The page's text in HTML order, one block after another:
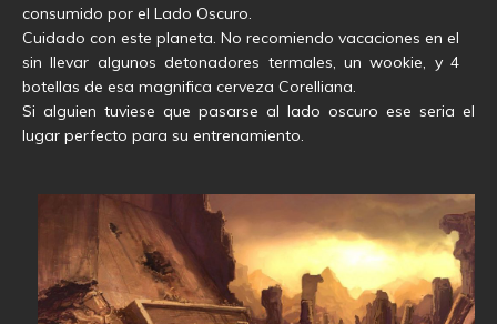
consumido por el Lado Oscuro.
Cuidado con este planeta. No recomiendo vacaciones en el
sin llevar algunos detonadores termales, un wookie, y 4
botellas de esa magnifica cerveza Corelliana.
Si alguien tuviese que pasarse al lado oscuro ese seria el
lugar perfecto para su entrenamiento.